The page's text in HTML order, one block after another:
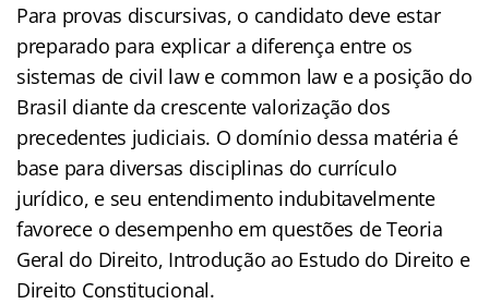
Para provas discursivas, o candidato deve estar
preparado para explicar a diferença entre os
sistemas de civil law e common law e a posição do
Brasil diante da crescente valorização dos
precedentes judiciais. O domínio dessa matéria é
base para diversas disciplinas do currículo
jurídico, e seu entendimento indubitavelmente
favorece o desempenho em questões de Teoria
Geral do Direito, Introdução ao Estudo do Direito e
Direito Constitucional.